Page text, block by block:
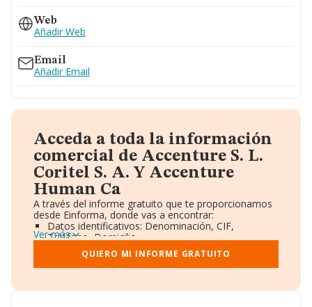
Web
Añadir Web
Email
Añadir Email
Acceda a toda la información
comercial de Accenture S. L.
Coritel S. A. Y Accenture
Human Ca
A través del informe gratuito que te proporcionamos
desde Einforma, donde vas a encontrar:
Datos identificativos: Denominación, CIF,
Teléfono, Domicilio.
Informe Mercantil Completo (BORME).
Gráficos de Evolución Ventas y Empleados.
Consejo de Administración y Administradores.
Accionistas.
Ver más
QUIERO MI INFORME GRATUITO